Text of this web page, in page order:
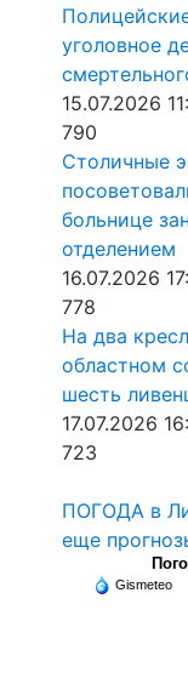
уголовное
15.07.2026
790
Столичные
больнице
отделением
16.07.2026
778
На два
областном
шесть
17.07.2026
723
ПОГОДА в
еще
Gismeteo